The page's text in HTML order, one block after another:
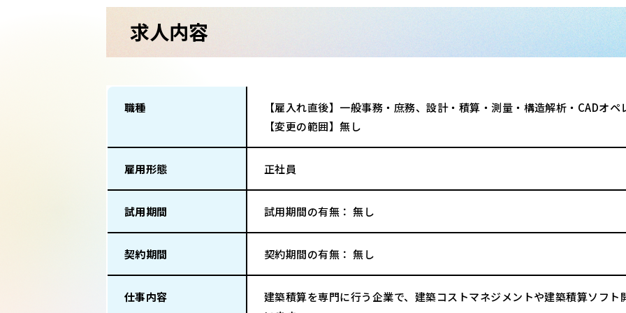
求人内容
職種
【雇入れ直後】一般事務・庶務、設計・積算・測量・構造解析・CADオペ
【変更の範囲】無し
雇用形態 正社員
試用期間 試用期間の有無： 無し
契約期間 契約期間の有無： 無し
仕事内容
建築積算を専門に行う企業で、建築コストマネジメントや建築積算ソフ